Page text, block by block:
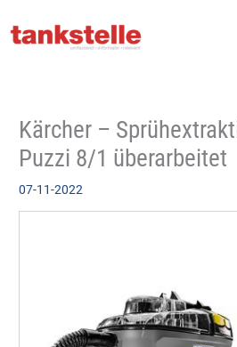
Inhalt
Kärcher –
Puzzi 8/1 überarbeitet
07-11-2022